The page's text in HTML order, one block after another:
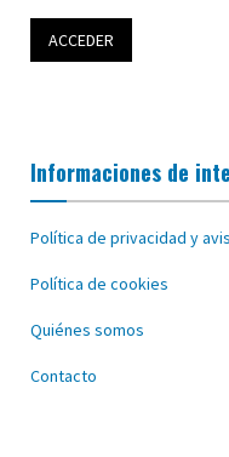
Informaciones de
Política de privacidad y
Política de cookies
Quiénes somos
Contacto